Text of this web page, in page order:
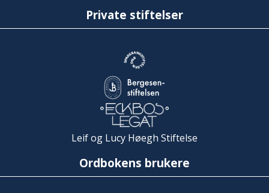
Private stiftelser
Leif og Lucy Høegh Stiftelse
Ordbokens brukere